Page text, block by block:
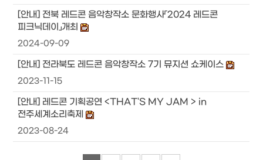
[안내] 전북 레드콘 음악창작소 문화행사「2024 레드콘
피크닉데이」개최
2024-09-09
[안내] 전라북도 레드콘 음악창작소 7기 뮤지션 쇼케이스
2023-11-15
[안내] 레드콘 기획공연 <THAT'S MY JAM > in
전주세계소리축제
2023-08-24